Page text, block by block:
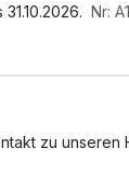
Zimmer
Nr:
zu unseren